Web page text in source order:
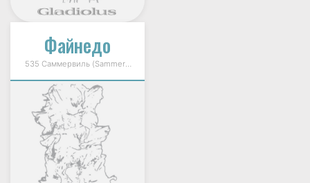
Файнедо
535 Саммервиль (Sammerville) 1989г.